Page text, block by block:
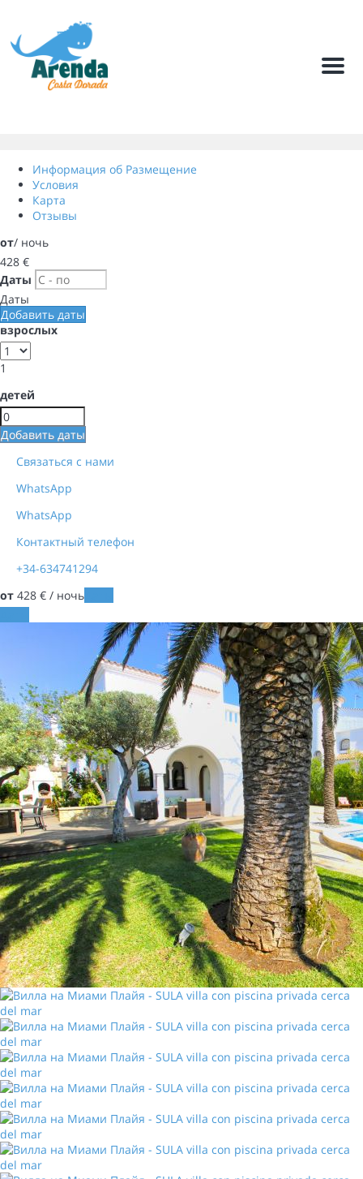
Информация об Размещение
Условия
Карта
Отзывы
от/ ночь
428 €
Даты
Даты
Добавить даты
взрослых
1
детей
Добавить даты
Связаться с нами
WhatsApp
WhatsApp
Контактный телефон
+34-634741294
от 428 € / ночь